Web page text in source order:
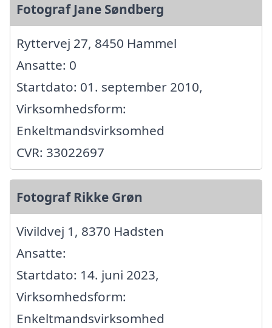
Fotograf Jane Søndberg
Ryttervej 27, 8450 Hammel
Ansatte: 0
Startdato: 01. september 2010,
Virksomhedsform:
Enkeltmandsvirksomhed
CVR: 33022697
Fotograf Rikke Grøn
Vivildvej 1, 8370 Hadsten
Ansatte:
Startdato: 14. juni 2023,
Virksomhedsform:
Enkeltmandsvirksomhed